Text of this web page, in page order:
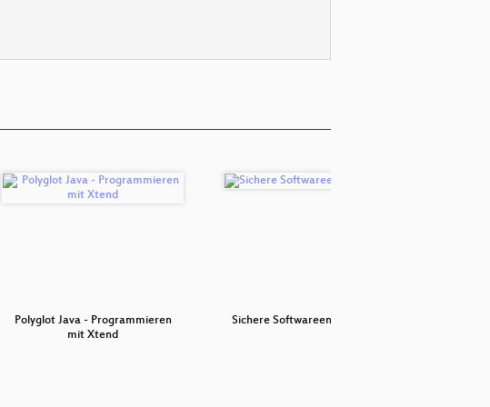
Polyglot Java - Programmieren
mit Xtend
Sichere Softwareentwicklung